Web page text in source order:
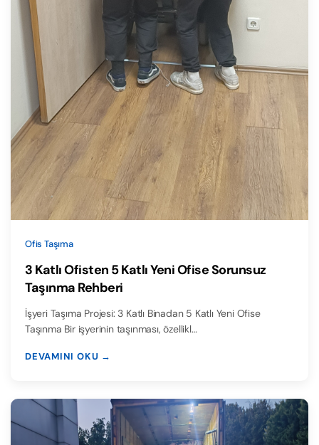
Ofis Taşıma
3 Katlı Ofisten 5 Katlı Yeni Ofise Sorunsuz
Taşınma Rehberi
İşyeri Taşıma Projesi: 3 Katlı Binadan 5 Katlı Yeni Ofise
Taşınma Bir işyerinin taşınması, özellikl…
DEVAMINI OKU →